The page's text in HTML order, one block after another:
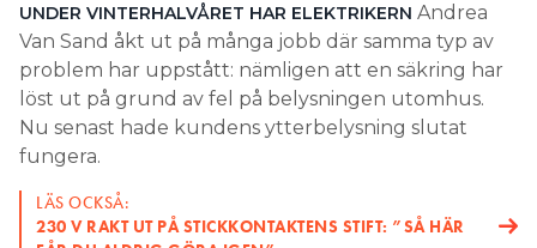
UNDER VINTERHALVÅRET HAR ELEKTRIKERN Andrea
Van Sand åkt ut på många jobb där samma typ av
problem har uppstått: nämligen att en säkring har
löst ut på grund av fel på belysningen utomhus.
Nu senast hade kundens ytterbelysning slutat
fungera.
LÄS OCKSÅ:
230 V RAKT UT PÅ STICKKONTAKTENS STIFT: ”SÅ HÄR